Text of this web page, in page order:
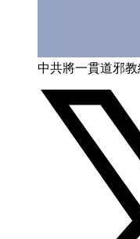
中共將一貫道邪